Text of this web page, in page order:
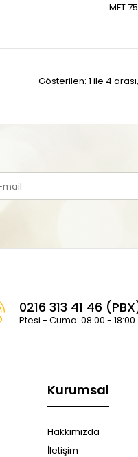
MFT
Gösterilen: 1 ile 4
0216 313 41 46
Ptesi - Cuma: 08:00 - 18:00
Kurumsal
Hakkımızda
İletişim